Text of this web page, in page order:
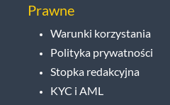
Prawne
Warunki korzystania
Polityka prywatności
Stopka redakcyjna
KYC i AML